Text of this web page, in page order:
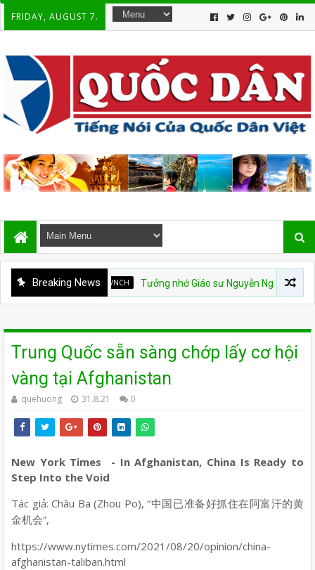
FRIDAY, AUGUST 7.
Breaking News
VNCH Tưởng nhớ Giáo sư Nguyễn Ngọc Huy
Trung Quốc sẵn sàng chớp lấy cơ hội
vàng tại Afghanistan
quehuong 31.8.21 0
New York Times
- In Afghanistan, China Is Ready to
Step Into the Void
Tác giả: Châu Ba (Zhou Po), “中国已准备好抓住在阿富汗的黄
金机会”,
https://www.nytimes.com/2021/08/20/opinion/china-
afghanistan-taliban.html